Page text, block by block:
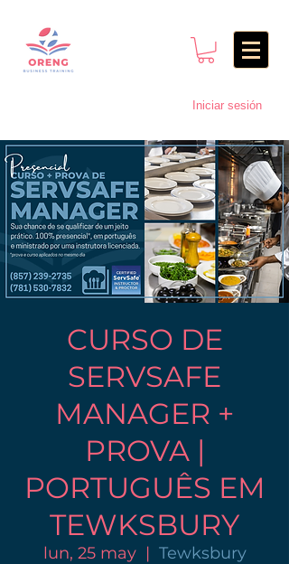
Iniciar sesión
CURSO DE
SERVSAFE
MANAGER +
PROVA |
PORTUGUÊS EM
TEWKSBURY
lun, 25 may
  |
Tewksbury